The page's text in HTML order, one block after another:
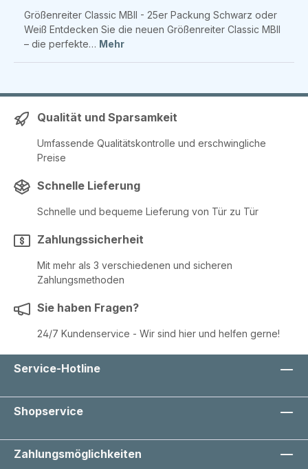
Größenreiter Classic MBII - 25er Packung Schwarz oder
Weiß Entdecken Sie die neuen Größenreiter Classic MBII
– die perfekte… Mehr
Qualität und Sparsamkeit
Umfassende Qualitätskontrolle und erschwingliche
Preise
Schnelle Lieferung
Schnelle und bequeme Lieferung von Tür zu Tür
Zahlungssicherheit
Mit mehr als 3 verschiedenen und sicheren
Zahlungsmethoden
Sie haben Fragen?
24/7 Kundenservice - Wir sind hier und helfen gerne!
Service-Hotline
Shopservice
Zahlungsmöglichkeiten